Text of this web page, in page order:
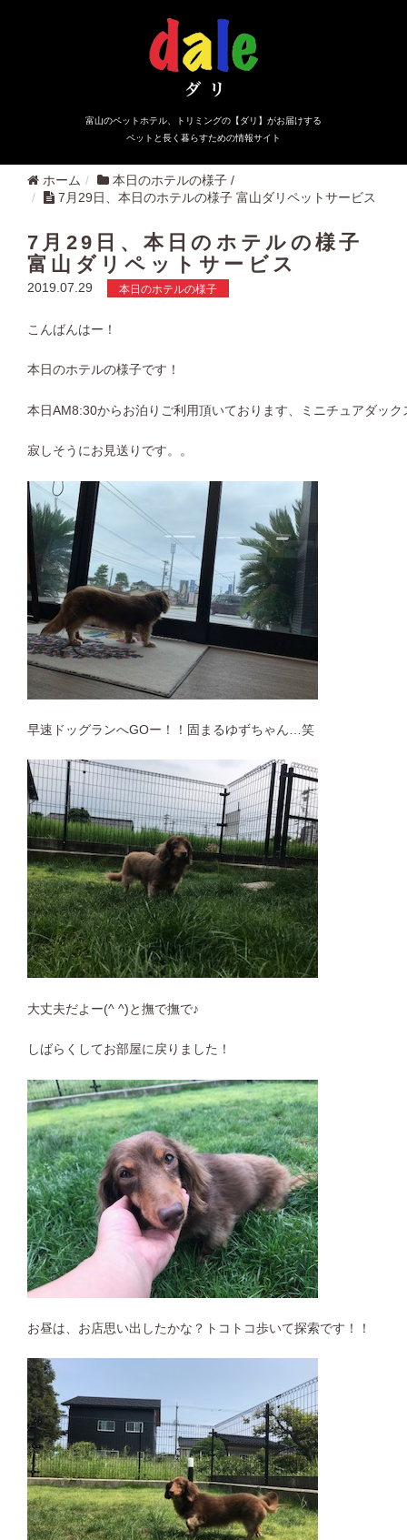
富山のペットホテル、トリミングの【ダリ】がお届けする
ペットと長く暮らすための情報サイト
ホーム 本日のホテルの様子 /
7月29日、本日のホテルの様子 富山ダリペットサービス
7月29日、本日のホテルの様子
富山ダリペットサービス
2019.07.29 本日のホテルの様子
こんばんはー！
本日のホテルの様子です！
本日AM8:30からお泊りご利用頂いております、ミニチュアダッ
寂しそうにお見送りです。。
早速ドッグランへGOー！！固まるゆずちゃん…笑
大丈夫だよー(^ ^)と撫で撫で♪
しばらくしてお部屋に戻りました！
お昼は、お店思い出したかな？トコトコ歩いて探索です！！